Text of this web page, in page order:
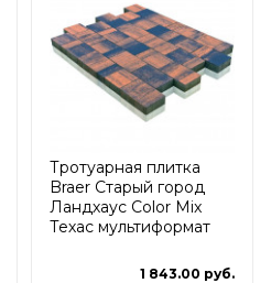
Тротуарная плитка
Braer Старый город
Ландхаус Color Mix
Техас мультиформат
1 843.00 руб.